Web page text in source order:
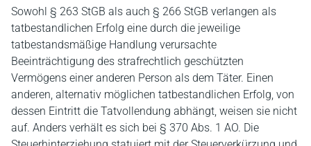
Sowohl § 263 StGB als auch § 266 StGB verlangen als
tatbestandlichen Erfolg eine durch die jeweilige
tatbestandsmäßige Handlung verursachte
Beeinträchtigung des strafrechtlich geschützten
Vermögens einer anderen Person als dem Täter. Einen
anderen, alternativ möglichen tatbestandlichen Erfolg, von
dessen Eintritt die Tatvollendung abhängt, weisen sie nicht
auf. Anders verhält es sich bei § 370 Abs. 1 AO. Die